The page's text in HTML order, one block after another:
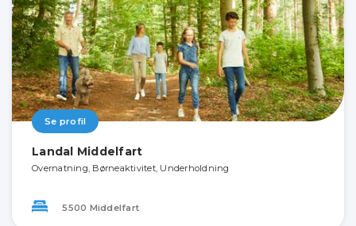
Se profil
Landal Middelfart
Overnatning, Børneaktivitet, Underholdning
5500 Middelfart